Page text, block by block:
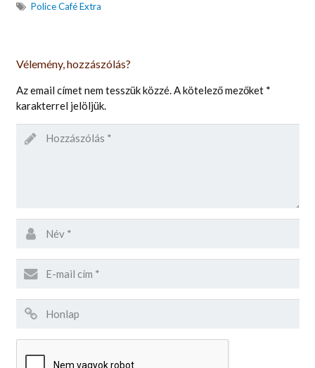
Police Café Extra
Vélemény, hozzászólás?
Az email címet nem tesszük közzé.A kötelező mezőket *
karakterrel jelöljük.